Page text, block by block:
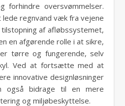
forhindre oversvømmelser.
lede regnvand væk fra vejene
af afløbssystemet,
en afgørende rolle i at sikre,
tørre og fungerende, selv
Ved at fortsætte med at
innovative designløsninger
også bidrage til en mere
og miljøbeskyttelse.